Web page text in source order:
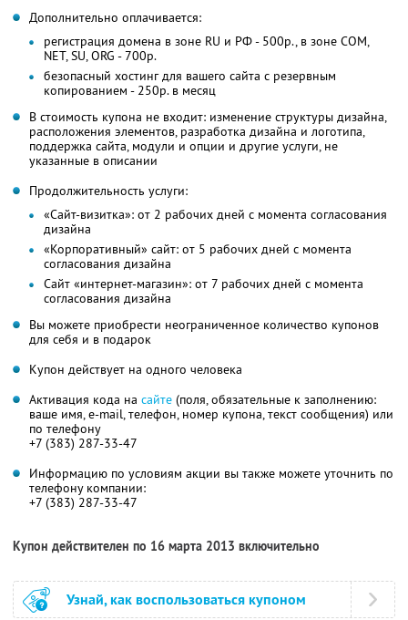
Дополнительно оплачивается:
регистрация домена в зоне RU и РФ - 500р., в зоне COM,
NET, SU, ORG - 700р.
безопасный хостинг для вашего сайта с резервным
копированием - 250р. в месяц
В стоимость купона не входит: изменение структуры дизайна,
расположения элементов, разработка дизайна и логотипа,
поддержка сайта, модули и опции и другие услуги, не
указанные в описании
Продолжительность услуги:
«Сайт-визитка»: от 2 рабочих дней с момента согласования
дизайна
«Корпоративный» сайт: от 5 рабочих дней с момента
согласования дизайна
Сайт «интернет-магазин»: от 7 рабочих дней с момента
согласования дизайна
Вы можете приобрести неограниченное количество купонов
для себя и в подарок
Купон действует на одного человека
Активация кода на сайте (поля, обязательные к заполнению:
ваше имя, e-mail, телефон, номер купона, текст сообщения) или
по телефону
+7 (383) 287-33-47
Информацию по условиям акции вы также можете уточнить по
телефону компании:
+7 (383) 287-33-47
Купон действителен по 16 марта 2013 включительно
Узнай, как воспользоваться купоном